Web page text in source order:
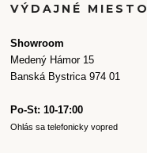
VÝDAJNÉ MIESTO
Showroom
Medený Hámor 15
Banská Bystrica 974 01
Po-St: 10-17:00
Ohlás sa telefonicky vopred